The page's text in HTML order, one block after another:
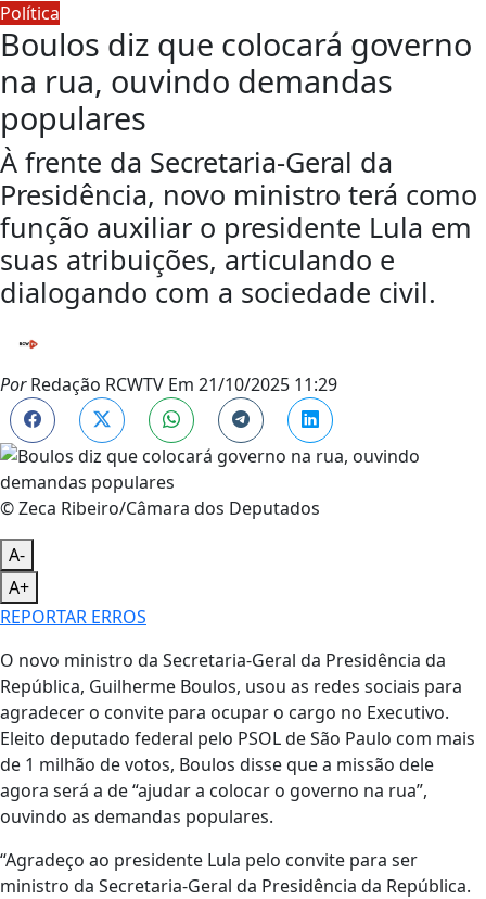
Política
Boulos diz que colocará governo
na rua, ouvindo demandas
populares
À frente da Secretaria-Geral da
Presidência, novo ministro terá como
função auxiliar o presidente Lula em
suas atribuições, articulando e
dialogando com a sociedade civil.
PorRedação RCWTV Em 21/10/2025 11:29
© Zeca Ribeiro/Câmara dos Deputados
A-
A+
REPORTAR ERROS
O novo ministro da Secretaria-Geral da Presidência da
República, Guilherme Boulos, usou as redes sociais para
agradecer o convite para ocupar o cargo no Executivo.
Eleito deputado federal pelo PSOL de São Paulo com mais
de 1 milhão de votos, Boulos disse que a missão dele
agora será a de “ajudar a colocar o governo na rua”,
ouvindo as demandas populares.
“Agradeço ao presidente Lula pelo convite para ser
ministro da Secretaria-Geral da Presidência da República.